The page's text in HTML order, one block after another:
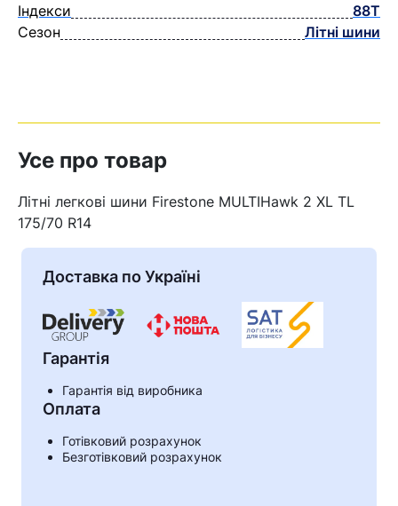
Кошик
Індекси
88T
Сезон
Літні шини
Усе про товар
Літні легкові шини Firestone MULTIHawk 2 XL TL
175/70 R14
Доставка по Україні
Гарантія
Гарантія від виробника
Оплата
Готівковий розрахунок
Безготівковий розрахунок